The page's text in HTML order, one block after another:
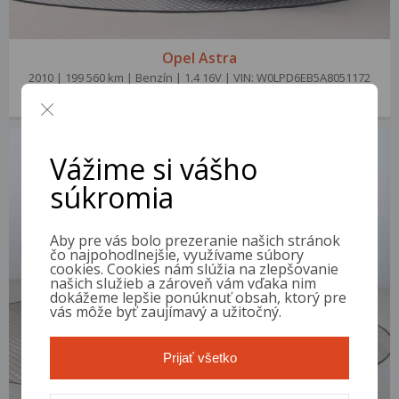
Opel Astra
2010 | 199 560 km | Benzín | 1.4 16V | VIN: W0LPD6EB5A8051172
Vážime si vášho
súkromia
Aby pre vás bolo prezeranie našich stránok
čo najpohodlnejšie, využívame súbory
cookies. Cookies nám slúžia na zlepšovanie
našich služieb a zároveň vám vďaka nim
dokážeme lepšie ponúknuť obsah, ktorý pre
vás môže byť zaujímavý a užitočný.
Prijať všetko